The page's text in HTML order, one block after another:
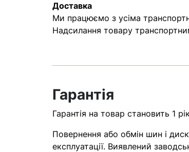
Доставка
Ми працюємо з усіма
Надсилання товару
Гарантія
Гарантія на товар становить 1
Повернення або обмін шин і
експлуатації. Виявлений